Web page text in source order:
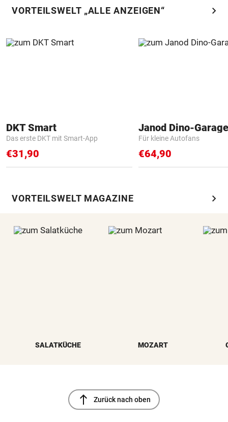
VORTEILSWELT „ALLE ANZEIGEN“ chevron_right
DKT Smart
Das erste DKT mit Smart-App
€31,90
Janod Dino-Garage
Für kleine Autofans
€64,90
VORTEILSWELT MAGAZINE chevron_right
SALATKÜCHE MOZART
north Zurück nach oben